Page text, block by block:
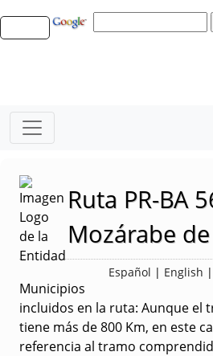
Ruta PR-BA
Mozárabe
Español | English |
Municipios
incluidos en la ruta: Aunque el
tiene más de 800 Km, en este
referencia al tramo